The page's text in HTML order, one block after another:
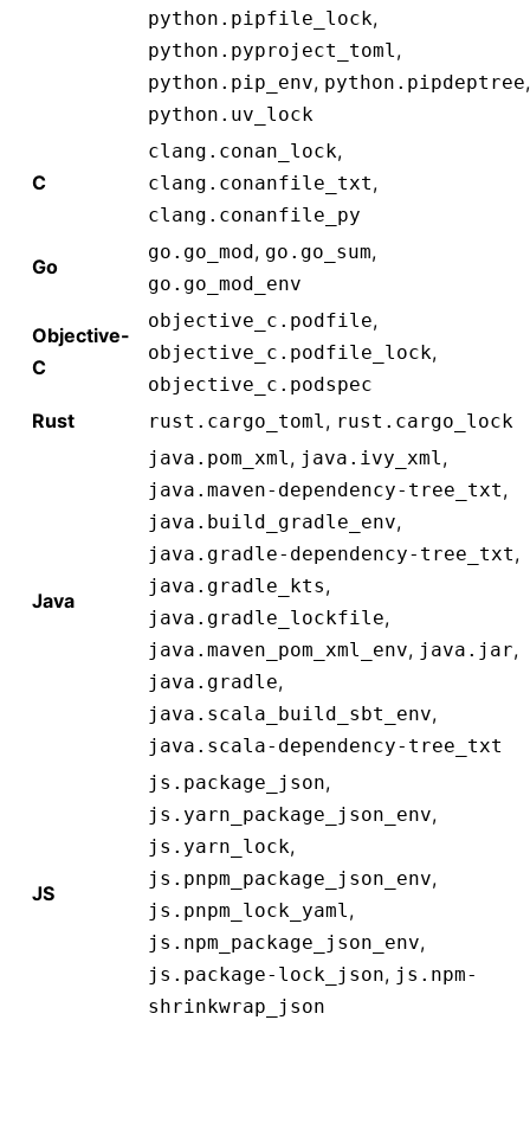
python.pipfile_lock,
python.pyproject_toml,
python.pip_env, python.pipdeptree,
python.uv_lock
C
clang.conan_lock,
clang.conanfile_txt,
clang.conanfile_py
Go
go.go_mod , go.go_sum,
go.go_mod_env
Objective-
C
objective_c.podfile,
objective_c.podfile_lock,
objective_c.podspec
Rust rust.cargo_toml, rust.cargo_lock
Java
java.pom_xml, java.ivy_xml,
java.maven-dependency-tree_txt,
java.build_gradle_env,
java.gradle-dependency-tree_txt,
java.gradle_kts,
java.gradle_lockfile,
java.maven_pom_xml_env, java.jar,
java.gradle,
java.scala_build_sbt_env,
java.scala-dependency-tree_txt
JS
js.package_json,
js.yarn_package_json_env,
js.yarn_lock,
js.pnpm_package_json_env,
js.pnpm_lock_yaml,
js.npm_package_json_env,
js.package-lock_json, js.npm-
shrinkwrap_json